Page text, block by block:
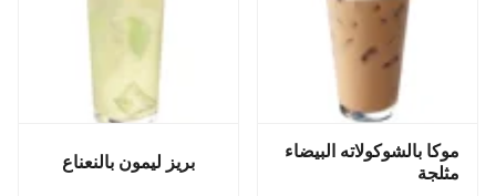
موكا بالشوكولاته البيضاء
مثلجة
بريز ليمون بالنعناع